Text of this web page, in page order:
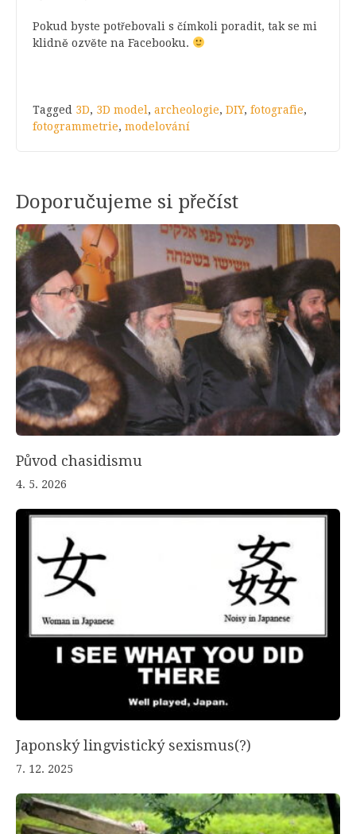
Pokud byste potřebovali s čímkoli poradit, tak se mi
klidně ozvěte na Facebooku.
Tagged 3D, 3D model , archeologie, DIY, fotografie,
fotogrammetrie, modelování
Doporučujeme si přečíst
Původ chasidismu
4. 5. 2026
Japonský lingvistický sexismus(?)
7. 12. 2025